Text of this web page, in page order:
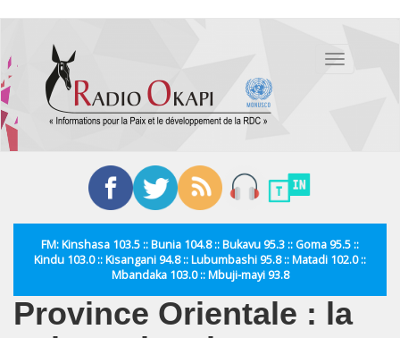
contenu
principal
Toggle
FM: Kinshasa 103.5 :: Bunia 104.8 :: Bukavu 95.3 :: Goma 95.5 ::
Kindu 103.0 :: Kisangani 94.8 :: Lubumbashi 95.8 :: Matadi 102.0 ::
Mbandaka 103.0 :: Mbuji-mayi 93.8
Province Orientale : la